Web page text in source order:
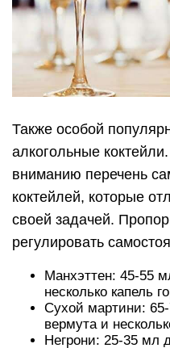
Также особой
алкогольные
вниманию перечень
коктейлей, которые
своей задачей.
регулировать
Манхэттен: 45-55
несколько капель
Сухой мартини:
вермута и
Негрони: 25-35 мл